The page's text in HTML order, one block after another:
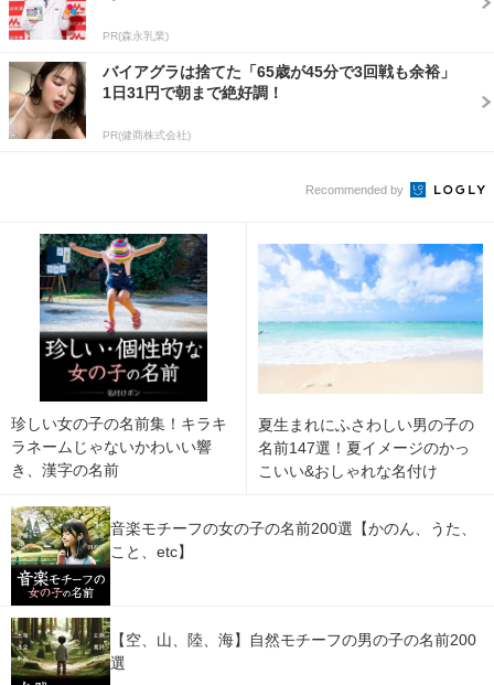
PR(森永乳業)
バイアグラは捨てた「65歳が45分で3回戦も余裕」
1日31円で朝まで絶好調！
PR(健商株式会社)
Recommended by
珍しい女の子の名前集！キラキ
ラネームじゃないかわいい響
き、漢字の名前
夏生まれにふさわしい男の子の
名前147選！夏イメージのかっ
こいい&おしゃれな名付け
音楽モチーフの女の子の名前200選【かのん、うた、
こと、etc】
【空、山、陸、海】自然モチーフの男の子の名前200
選